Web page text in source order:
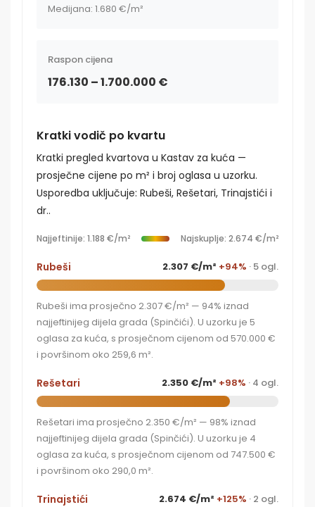
Medijana: 1.680 €/m²
Raspon cijena
176.130 – 1.700.000 €
Kratki vodič po kvartu
Kratki pregled kvartova u Kastav za kuća —
prosječne cijene po m² i broj oglasa u uzorku.
Usporedba uključuje: Rubeši, Rešetari, Trinajstići i
dr..
Najjeftinije: 1.188 €/m² Najskuplje: 2.674 €/m²
Rubeši 2.307 €/m² +94% · 5 ogl.
Rubeši ima prosječno 2.307 €/m² — 94% iznad
najjeftinijeg dijela grada (Spinčići). U uzorku je 5
oglasa za kuća, s prosječnom cijenom od 570.000 €
i površinom oko 259,6 m².
Rešetari 2.350 €/m² +98% · 4 ogl.
Rešetari ima prosječno 2.350 €/m² — 98% iznad
najjeftinijeg dijela grada (Spinčići). U uzorku je 4
oglasa za kuća, s prosječnom cijenom od 747.500 €
i površinom oko 290,0 m².
Trinajstići 2.674 €/m² +125% · 2 ogl.